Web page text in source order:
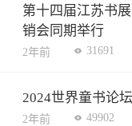
第十四届江苏书
销会同期举行
2年前 31691
2024世界童书论
2年前 49902